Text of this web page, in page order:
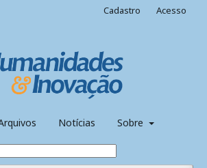
Notícias Sobre
Cadastro Acesso